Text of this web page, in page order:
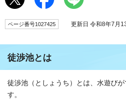
ページ番号1027425 更新日 令和8年7月
徒渉池とは
徒渉池（としょうち）とは、水遊び
す。